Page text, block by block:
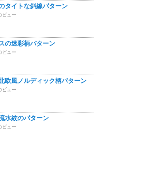
タイトな斜線パターン
ビュー
の迷彩柄パターン
ビュー
欧風ノルディック柄パターン
ビュー
紋のパターン
ビュー